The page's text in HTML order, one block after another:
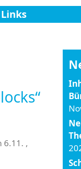
Links
6.11. ,